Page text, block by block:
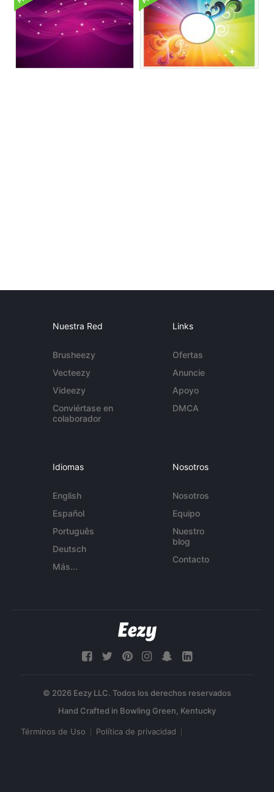
Nuestra Red
Brusheezy
Vecteezy
Videezy
Conviértase en
colaborador
Links
Ofertas
Anuncie
Apoyo
DMCA
Idiomas
English
Español
Português
Deutsch
Más...
Nosotros
Nosotros
Equipo
Nuestro
blog
Contacto
© 2026 Eezy LLC. Todos los derechos reservados
Términos de Uso Política de privacidad